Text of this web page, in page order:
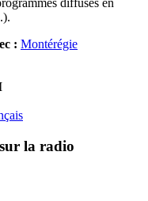
: Montérégie
la radio